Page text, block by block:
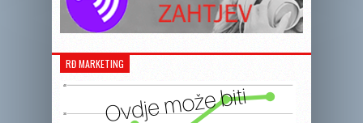
RĐ MARKETING